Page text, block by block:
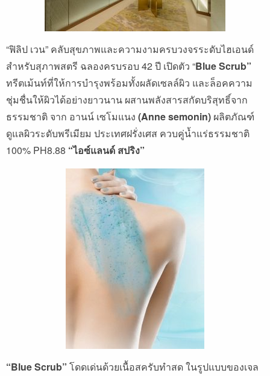
“ฟิลิป เวน” คลับสุขภาพและความงามครบวงจรระดับไฮเอนด์
สำหรับสุภาพสตรี ฉลองครบรอบ 42 ปี เปิดตัว “Blue Scrub”
ทรีตเม้นท์ที่ให้การบำรุงพร้อมทั้งผลัดเซลล์ผิว และล็อคความ
ชุ่มชื่นให้ผิวได้อย่างยาวนาน ผสานพลังสารสกัดบริสุทธิ์จาก
ธรรมชาติ จาก อานน์ เซโมแนง (Anne semonin) ผลิตภัณฑ์
ดูแลผิวระดับพรีเมียม ประเทศฝรั่งเศส ควบคู่น้ำแร่ธรรมชาติ
100% PH8.88 “ไอซ์แลนด์ สปริง”
“Blue Scrub” โดดเด่นด้วยเนื้อสครับทำสด ในรูปแบบของเจล